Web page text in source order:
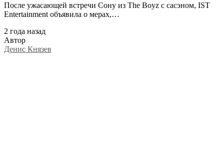
После ужасающей встречи Сону из The Boyz с сасэном, IST
Entertainment объявила о мерах,…
2 года назад
Автор
Денис Князев